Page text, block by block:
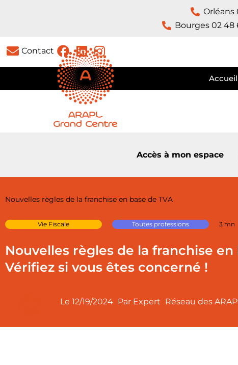
Orléans
Bourges 02 48
Contact
Accueil
Accès à mon espace
Nouvelles règles de la franchise en base de TVA
Vie Fiscale Toutes professions 3 mn
Nouvelles règles de la franchise en
Vérifiez si vous êtes concerné !
Le 12/19/2024 Par Expert Réseau des